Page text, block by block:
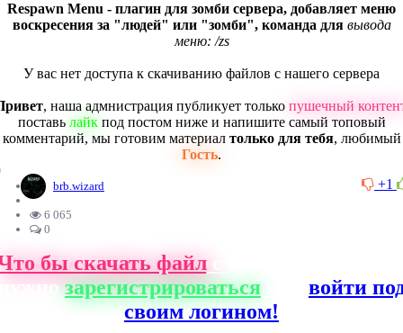
Respawn Menu - плагин для зомби сервера, добавляет меню
воскресения за "людей" или "зомби", команда для вывода
меню: /zs
У вас нет доступа к скачиванию файлов с нашего сервера
, наша адмнистрация публикует только пушечный
поставь лайкпод постом ниже и напишите самый топовый
комментарий, мы готовим материал только для тебя, любимый
Гость.
+1
brb.wizard
6 065
0
бы скачать файлс нашего сайта,
зарегистрироваться
войти
своим логином!